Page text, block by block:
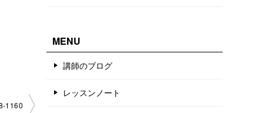
1160
MENU
講師のブログ
レッスンノート